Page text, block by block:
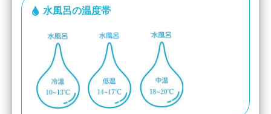
水風呂の温度帯